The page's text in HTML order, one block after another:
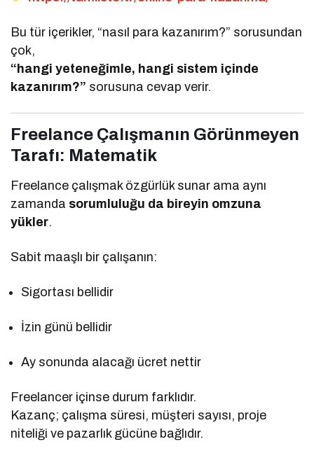
Bu tür içerikler, “nasıl para kazanırım?” sorusundan
çok,
“hangi yeteneğimle, hangi sistem içinde
kazanırım?” sorusuna cevap verir.
Freelance Çalışmanın Görünmeyen
Tarafı: Matematik
Freelance çalışmak özgürlük sunar ama aynı
zamanda sorumluluğu da bireyin omzuna
yükler.
Sabit maaşlı bir çalışanın:
Sigortası bellidir
İzin günü bellidir
Ay sonunda alacağı ücret nettir
Freelancer içinse durum farklıdır.
Kazanç; çalışma süresi, müşteri sayısı, proje
niteliği ve pazarlık gücüne bağlıdır.